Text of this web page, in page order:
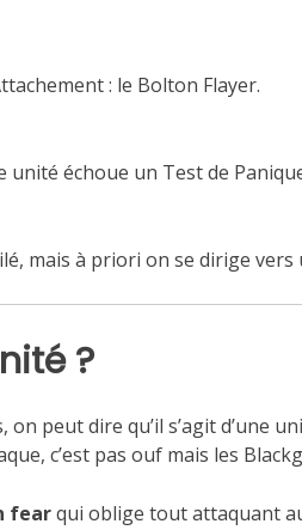
: le Bolton Flayer.
unité échoue un Test de
mais à priori on se dirige vers
?
on peut dire qu’il s’agit d’une
c’est pas ouf mais les
fearqui oblige tout attaquant